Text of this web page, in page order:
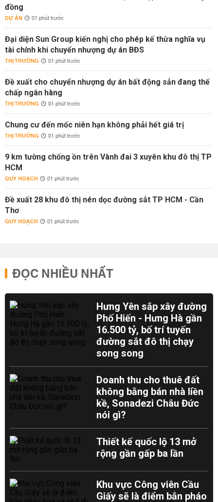
đồng
DỰ ÁN 01 phút trước
Đại diện Sun Group kiến nghị cho phép kế thừa nghĩa vụ
tài chính khi chuyển nhượng dự án BĐS
THỊ TRƯỜNG 01 phút trước
Đề xuất cho chuyển nhượng dự án bất động sản đang thế
chấp ngân hàng
THỊ TRƯỜNG 01 phút trước
Chung cư đến mốc niên hạn không phải hết giá trị
THỊ TRƯỜNG 01 phút trước
9 km tường chống ồn trên Vành đai 3 xuyên khu đô thị TP
HCM
QUY HOẠCH 01 phút trước
Đề xuất 28 khu đô thị nén dọc đường sắt TP HCM - Cần
Thơ
QUY HOẠCH 01 phút trước
ĐỌC NHIỀU NHẤT
Hưng Yên sắp xây đường
Phố Hiến - Hưng Hà gần
16.500 tỷ, bố trí tuyến
đường sắt đô thị chạy
song song
Doanh thu cho thuê đất
không bằng bán nhà liền
kề, Sonadezi Châu Đức
nói gì?
Thiết kế quốc lộ 13 mở
rộng gần gấp ba lần
Khu vực Công viên Cầu
Giấy sẽ là điểm bắn pháo